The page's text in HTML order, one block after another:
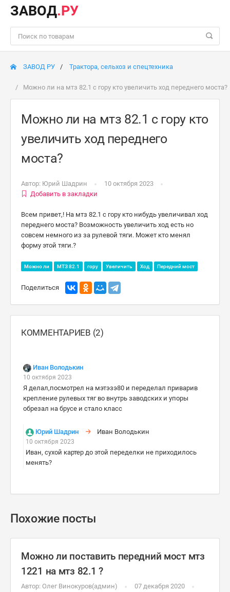
ЗАВОД.РУ
ЗАВОД РУ Трактора, сельхоз и спецтехника
Можно ли на мтз 82.1 с гору кто увеличить ход переднего моста?
Можно ли на мтз 82.1 с гору кто
увеличить ход переднего
моста?
Автор: Юрий Шадрин
10 октября 2023
Добавить в закладки
Всем привет,! На мтз 82.1 с гору кто нибудь увеличивал ход
переднего моста? Возможность увеличить ход есть но
совсем немного из за рулевой тяги. Может кто менял
форму этой тяги.?
Можно ли МТЗ 82.1 гору Увеличить Ход Передний мост
Поделиться
КОММЕНТАРИЕВ (2)
Иван Володькин
10 октября 2023
Я делал,посмотрел на мэтэзэ80 и переделал приварив
крепление рулевых тяг во внутрь заводских и упоры
обрезал на брусе и стало класс
Юрий Шадрин Иван Володькин
10 октября 2023
Иван, сухой картер до этой переделки не приходилось
менять?
Похожие посты
Можно ли поставить передний мост мтз
1221 на мтз 82.1 ?
Автор: Олег Винокуров(админ)
07 декабря 2020